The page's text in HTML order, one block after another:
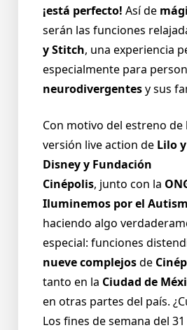
¡está perfecto! Así de
serán las funciones
y Stitch, una experiencia
especialmente para
neurodivergentesy sus
Con motivo del estreno de
versión live action de Lilo
Disney y Fundación
Cinépolis, junto con la
Iluminemos por el
haciendo algo
especial: funciones
nueve complejosde
tanto en la Ciudad de
en otras partes del país.
Los fines de semana del